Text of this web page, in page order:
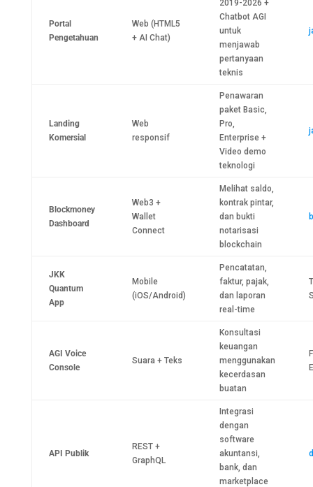
Portal
Pengetahuan
Web (HTML5
+ AI Chat)
2019-2026 +
Chatbot AGI
untuk
menjawab
pertanyaan
teknis
Landing
Komersial
Web
responsif
Penawaran
paket Basic,
Pro,
Enterprise +
Video demo
teknologi
Blockmoney
Dashboard
Web3 +
Wallet
Connect
Melihat saldo,
kontrak pintar,
dan bukti
notarisasi
blockchain
JKK
Quantum
App
Mobile
(iOS/Android)
Pencatatan,
faktur, pajak,
dan laporan
real-time
AGI Voice
Console
Suara + Teks
Konsultasi
keuangan
menggunakan
kecerdasan
buatan
API Publik
REST +
GraphQL
Integrasi
dengan
software
akuntansi,
bank, dan
marketplace